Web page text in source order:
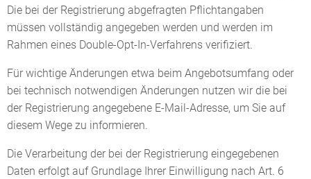
Die bei der Registrierung abgefragten Pflichtangaben
müssen vollständig angegeben werden und werden im
Rahmen eines Double-Opt-In-Verfahrens verifiziert.
Für wichtige Änderungen etwa beim Angebotsumfang oder
bei technisch notwendigen Änderungen nutzen wir die bei
der Registrierung angegebene E-Mail-Adresse, um Sie auf
diesem Wege zu informieren.
Die Verarbeitung der bei der Registrierung eingegebenen
Daten erfolgt auf Grundlage Ihrer Einwilligung nach Art. 6